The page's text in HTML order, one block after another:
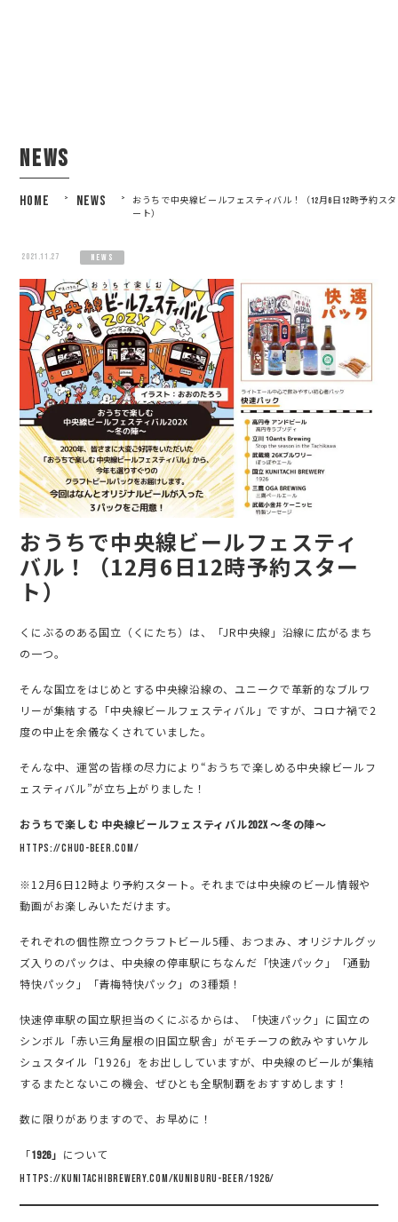
news
HOME > NEWS >
おうちで中央線ビールフェスティバル！（12月6日12時予約スタ
ート）
2021.11.27 news
おうちで中央線ビールフェスティ
バル！（12月6日12時予約スター
ト）
くにぶるのある国立（くにたち）は、「JR中央線」沿線に広がるまち
の一つ。
そんな国立をはじめとする中央線沿線の、ユニークで革新的なブルワ
リーが集結する「中央線ビールフェスティバル」ですが、コロナ禍で2
度の中止を余儀なくされていました。
そんな中、運営の皆様の尽力により“おうちで楽しめる中央線ビールフ
ェスティバル”が立ち上がりました！
おうちで楽しむ 中央線ビールフェスティバル202X 〜冬の陣〜
https://chuo-beer.com/
※12月6日12時より予約スタート。それまでは中央線のビール情報や
動画がお楽しみいただけます。
それぞれの個性際立つクラフトビール5種、おつまみ、オリジナルグッ
ズ入りのパックは、 中央線の停車駅にちなんだ「快速パック」「通勤
特快パック」「青梅特快パック」の3種類！
快速停車駅の国立駅担当のくにぶるからは、「快速パック」に国立の
シンボル「赤い三角屋根の旧国立駅舎」がモチーフの飲みやすいケル
シュスタイル「1926」をお出ししていますが、中央線のビールが集結
するまたとないこの機会、ぜひとも全駅制覇をおすすめします！
数に限りがありますので、お早めに！
「1926」 について
https://kunitachibrewery.com/kuniburu-beer/1926/